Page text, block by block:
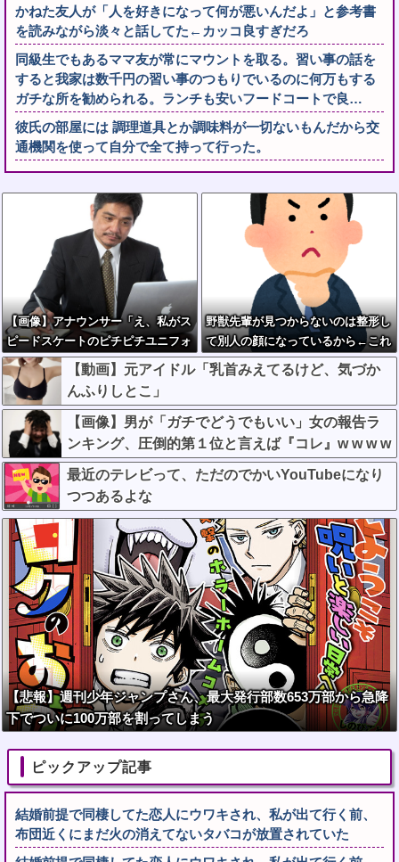
かねた友人が「人を好きになって何が悪いんだよ」と参考書
を読みながら淡々と話してた←カッコ良すぎだろ
同級生でもあるママ友が常にマウントを取る。習い事の話を
すると我家は数千円の習い事のつもりでいるのに何万もする
ガチな所を勧められる。ランチも安いフードコートで良…
彼氏の部屋には 調理道具とか調味料が一切ないもんだから交
通機関を使って自分で全て持って行った。
【画像】アナウンサー「え、私がス
ピードスケートのピチピチユニフォ
ーム着るんですか…？ﾑﾁｨ！！」←
これはお前らに刺さるやろw w w w
w w w w
野獣先輩が見つからないのは整形し
て別人の顔になっているから←これ
【動画】元アイドル「乳首みえてるけど、気づか
んふりしとこ」
【画像】男が「ガチでどうでもいい」女の報告ラ
ンキング、圧倒的第１位と言えば『コレ』w w w w
w w w w w w
最近のテレビって、ただのでかいYouTubeになり
つつあるよな
【悲報】週刊少年ジャンプさん、最大発行部数653万部から急降
下でついに100万部を割ってしまう
ピックアップ記事
結婚前提で同棲してた恋人にウワキされ、私が出て行く前、
布団近くにまだ火の消えてないタバコが放置されていた